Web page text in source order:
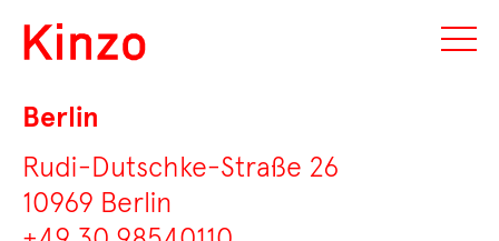
Berlin
Rudi-Dutschke-Straße 26
10969 Berlin